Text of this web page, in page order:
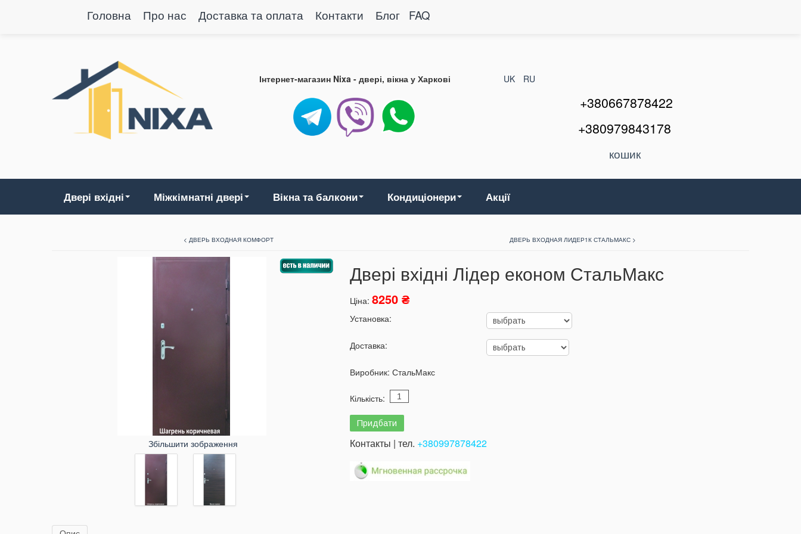
Головна Про нас Доставка та оплата Контакти Блог FAQ
Інтернет-магазин Nixa - двері, вікна у Харкові UK RU
+380667878422
+380979843178
кошик
Двері вхідні Міжкімнатні двері Вікна та балкони Кондиціонери Акції
< ДВЕРЬ ВХОДНАЯ КОМФОРТ ДВЕРЬ ВХОДНАЯ ЛИДЕР1К СТАЛЬМАКС >
Збільшити зображення
Двері вхідні Лідер економ СтальМакс
Ціна: 8250 ₴
Установка:
Доставка:
Виробник: СтальМакс
Кількість:
Контакты | тел. +380997878422